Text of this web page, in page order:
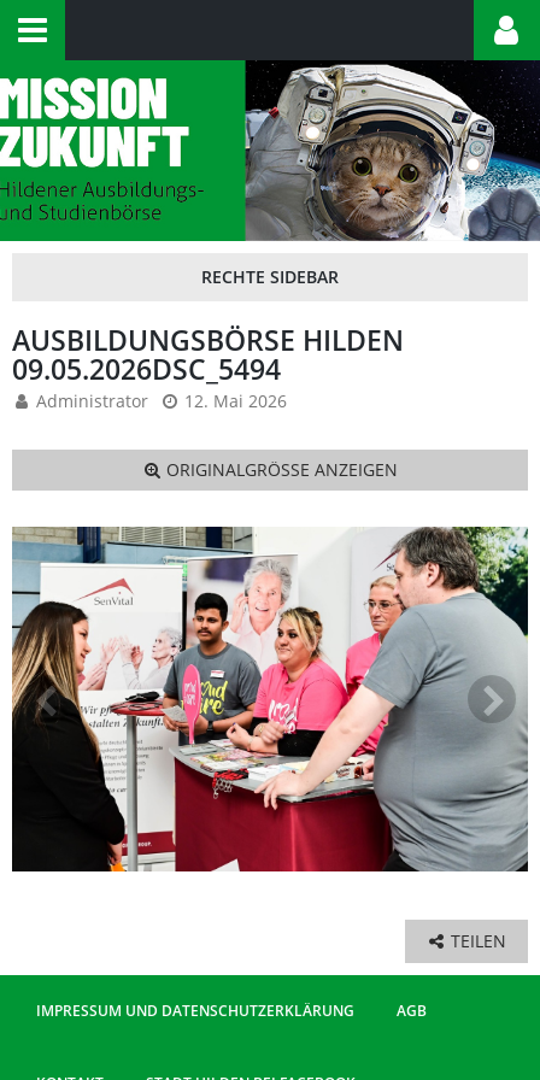
AUSBILDUNGSBÖRSE HILDEN
09.05.2026DSC_5494
Administrator 12. Mai 2026
ORIGINALGRÖSSE ANZEIGEN
TEILEN
IMPRESSUM UND DATENSCHUTZERKLÄRUNG AGB